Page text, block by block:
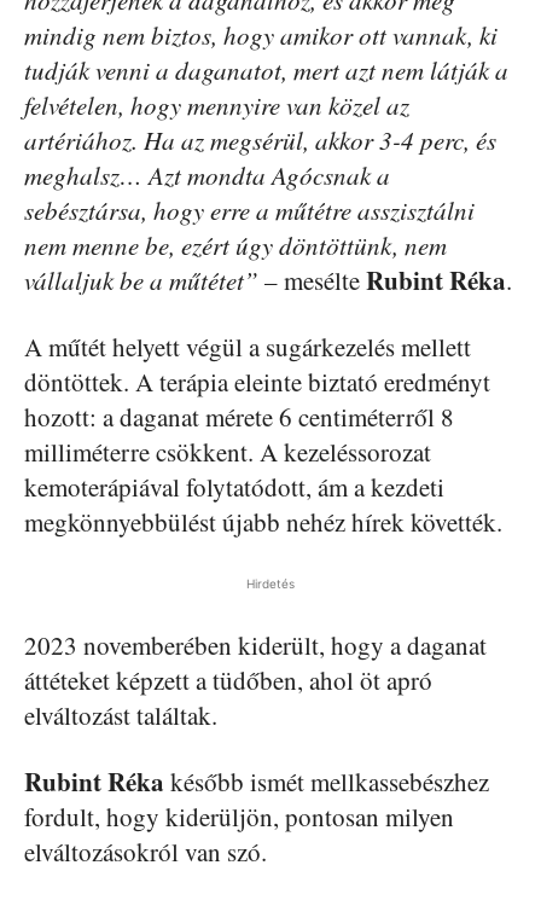
mindig nem biztos, hogy amikor ott vannak, ki
tudják venni a daganatot, mert azt nem látják a
felvételen, hogy mennyire van közel az
artériához. Ha az megsérül, akkor 3-4 perc, és
meghalsz… Azt mondta Agócsnak a
sebésztársa, hogy erre a műtétre asszisztálni
nem menne be, ezért úgy döntöttünk, nem
vállaljuk be a műtétet” – mesélteRubint Réka.
A műtét helyett végül a sugárkezelés mellett
döntöttek. A terápia eleinte biztató eredményt
hozott: a daganat mérete 6 centiméterről 8
milliméterre csökkent. A kezeléssorozat
kemoterápiával folytatódott, ám a kezdeti
megkönnyebbülést újabb nehéz hírek követték.
Hirdetés
2023 novemberében kiderült, hogy a daganat
áttéteket képzett a tüdőben, ahol öt apró
elváltozást találtak.
Rubint Réka később ismét mellkassebészhez
fordult, hogy kiderüljön, pontosan milyen
elváltozásokról van szó.